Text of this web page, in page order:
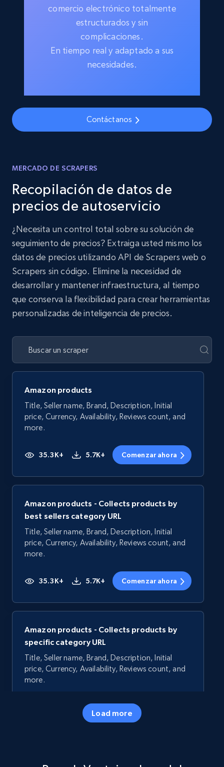
comercio electrónico totalmente
estructurados y sin
complicaciones.
En tiempo real y adaptado a sus
necesidades.
Contáctanos
MERCADO DE SCRAPERS
Recopilación de datos de
precios de autoservicio
¿Necesita un control total sobre su solución de
seguimiento de precios? Extraiga usted mismo los
datos de precios utilizando API de Scrapers web o
Scrapers sin código. Elimine la necesidad de
desarrollar y mantener infraestructura, al tiempo
que conserva la flexibilidad para crear herramientas
personalizadas de inteligencia de precios.
Amazon products
Title, Seller name, Brand, Description, Initial
price, Currency, Availability, Reviews count, and
more.
35.3K+ 5.7K+ Comenzar ahora
Amazon products - Collects products by
best sellers category URL
Title, Seller name, Brand, Description, Initial
price, Currency, Availability, Reviews count, and
more.
35.3K+ 5.7K+ Comenzar ahora
Amazon products - Collects products by
specific category URL
Title, Seller name, Brand, Description, Initial
price, Currency, Availability, Reviews count, and
more.
5.7K+ Comenzar ahora
Load more